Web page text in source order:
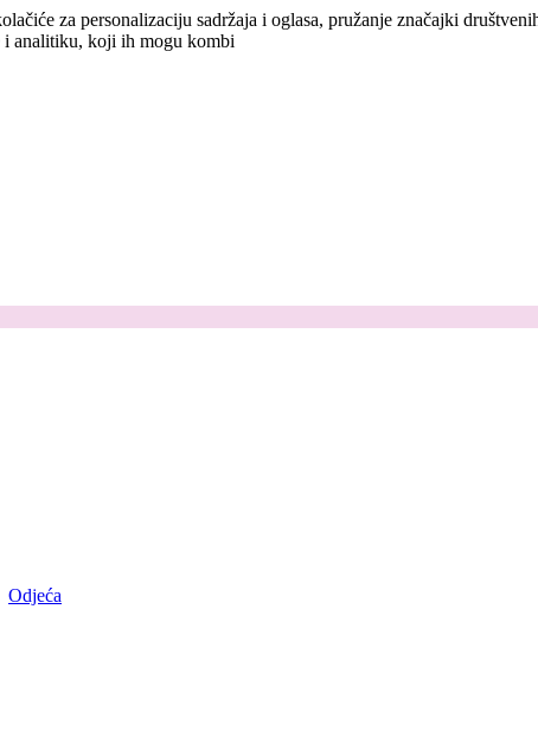
za personalizaciju sadržaja i oglasa, pružanje značajki
i analitiku, koji ih mogu kombi
Odjeća